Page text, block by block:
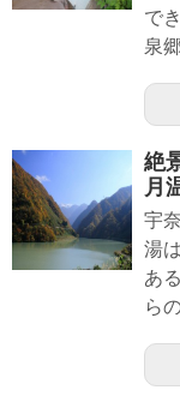
で
泉
絶
月
宇
湯
あ
ら